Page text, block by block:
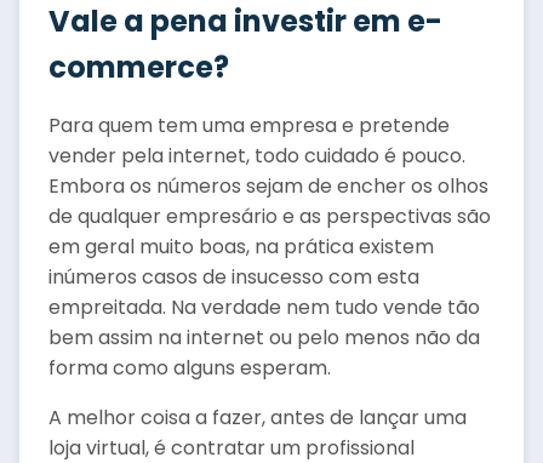
Vale a pena investir em e-
commerce?
Para quem tem uma empresa e pretende
vender pela internet, todo cuidado é pouco.
Embora os números sejam de encher os olhos
de qualquer empresário e as perspectivas são
em geral muito boas, na prática existem
inúmeros casos de insucesso com esta
empreitada. Na verdade nem tudo vende tão
bem assim na internet ou pelo menos não da
forma como alguns esperam.
A melhor coisa a fazer, antes de lançar uma
loja virtual, é contratar um profissional